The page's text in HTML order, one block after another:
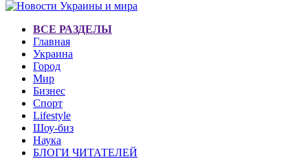
ВСЕ РАЗДЕЛЫ
Главная
Украина
Город
Мир
Бизнес
Спорт
Lifestyle
Шоу-биз
Наука
БЛОГИ ЧИТАТЕЛЕЙ